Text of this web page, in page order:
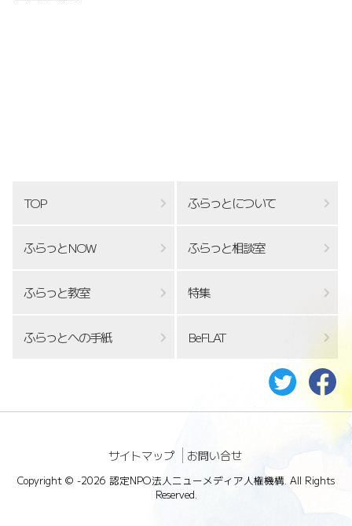
TOP ふらっとについて
ふらっとNOW ふらっと相談室
ふらっと教室 特集
ふらっとへの手紙 BeFLAT
サイトマップ お問い合せ
Copyright © -2026 認定NPO法人ニューメディア人権機構. All Rights
Reserved.